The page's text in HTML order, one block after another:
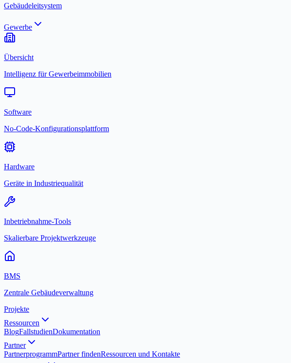
Gebäudeleitsystem
Gewerbe
Übersicht
Intelligenz für Gewerbeimmobilien
Software
No-Code-Konfigurationsplattform
Hardware
Geräte in Industriequalität
Inbetriebnahme-Tools
Skalierbare Projektwerkzeuge
BMS
Zentrale Gebäudeverwaltung
Projekte
Ressourcen
BlogFallstudienDokumentation
Partner
PartnerprogrammPartner findenRessourcen und Kontakte